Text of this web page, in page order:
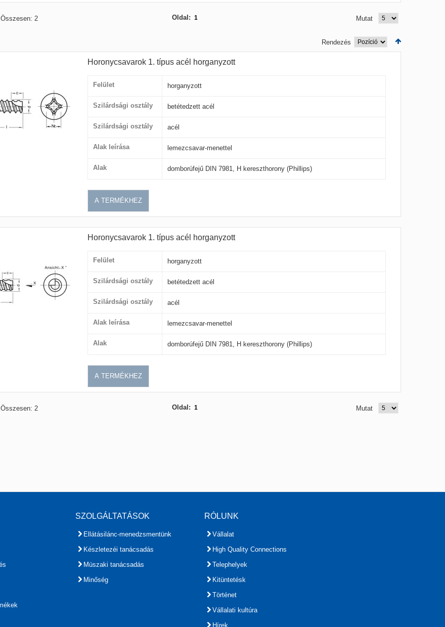
2 Mutat
Oldal: 1
Rendezés
Horonycsavarok 1. típus acél horganyzott
Felület horganyzott
Szilárdsági osztály betétedzett acél
Szilárdsági osztály acél
Alak leírása lemezcsavar-menettel
Alak domborúfejű DIN 7981, H kereszthorony (Phillips)
A TERMÉKHEZ
Horonycsavarok 1. típus acél horganyzott
Felület horganyzott
Szilárdsági osztály betétedzett acél
Szilárdsági osztály acél
Alak leírása lemezcsavar-menettel
Alak domborúfejű DIN 7981, H kereszthorony (Phillips)
A TERMÉKHEZ
2 Mutat
Oldal: 1
SZOLGÁLTATÁSOK
Ellátásilánc-menedzsmentünk
Készletezéi tanácsadás
Müszaki tanácsadás
Minőség
RÓLUNK
Vállalat
High Quality Connections
Telephelyek
Kitüntetésk
Történet
Vállalati kultúra
Hírek